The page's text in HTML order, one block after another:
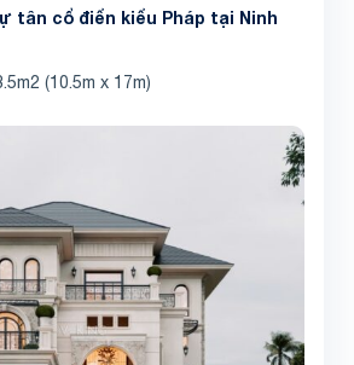
tân cổ điển kiểu Pháp tại Ninh
(10.5m x 17m)